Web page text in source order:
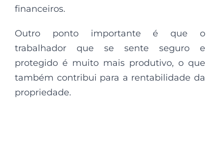
financeiros.
Outro ponto importante é que o
trabalhador que se sente seguro e
protegido é muito mais produtivo, o que
também contribui para a rentabilidade da
propriedade.